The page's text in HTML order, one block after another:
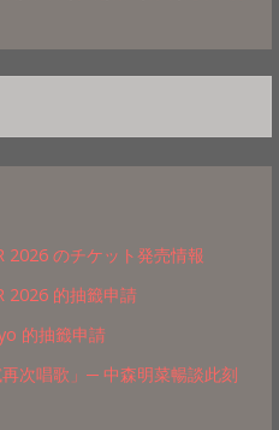
2026 のチケット発売情報
2026 的抽籤申請
的抽籤申請
次唱歌」─ 中森明菜暢談此刻